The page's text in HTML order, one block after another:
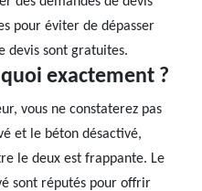
pour éviter de dépasser
devis sont gratuites.
quoi exactement ?
vous ne constaterez pas
et le béton désactivé,
le deux est frappante. Le
sont réputés pour offrir